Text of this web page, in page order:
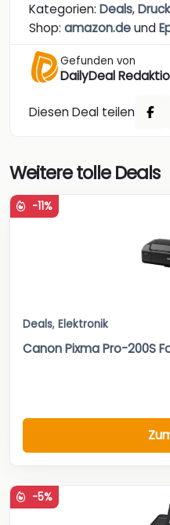
Kategorien: Deals,
Shop: amazon.deund
Gefunden von
DailyDeal
Diesen Deal teilen
Weitere tolle Deals
-11%
Deals, Elektronik
Canon Pixma Pro-200S
-5%